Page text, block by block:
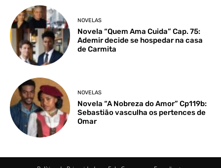
NOVELAS
Novela “Quem Ama Cuida” Cap. 75:
Ademir decide se hospedar na casa
de Carmita
NOVELAS
Novela “A Nobreza do Amor” Cp119b:
Sebastião vasculha os pertences de
Omar